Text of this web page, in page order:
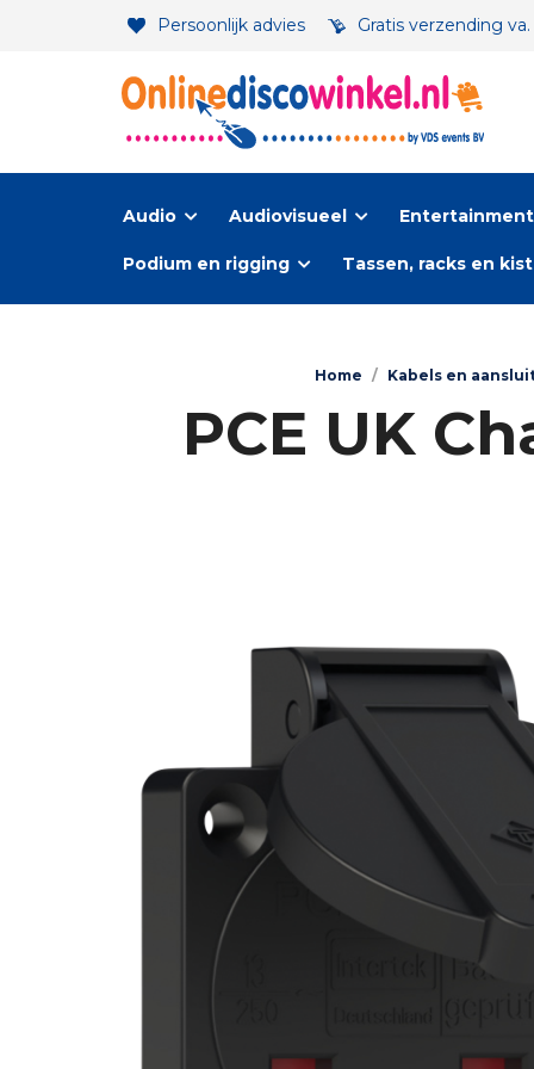
Persoonlijk advies Gratis verzending
Audio Audiovisueel
Podium en rigging Tassen, racks en
Home / Kabels en
PCE UK